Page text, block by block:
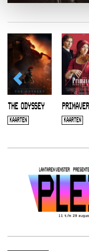
THE ODYSSEY
KAARTEN KAARTEN